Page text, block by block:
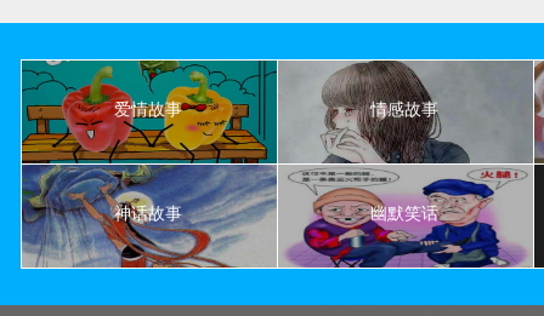
爱情故事 情感故事
神话故事 幽默笑话